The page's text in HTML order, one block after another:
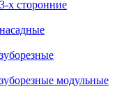
х сторонние
модульные